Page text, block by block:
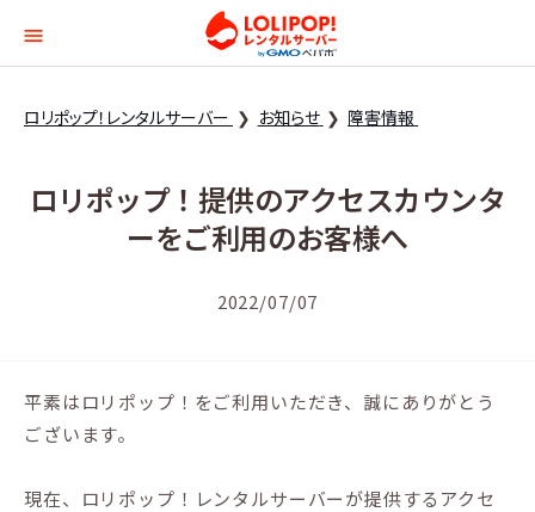
ロリポップ！レンタル
ロリポップ！レンタルサーバー お知らせ 障害情報
ロリポップ！提供のアクセスカウンタ
ーをご利用のお客様へ
2022/07/07
平素はロリポップ！をご利用いただき、誠にありがとう
ございます。
現在、ロリポップ！レンタルサーバーが提供するアクセ